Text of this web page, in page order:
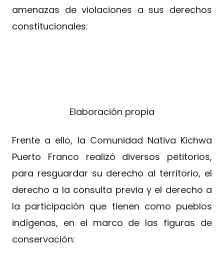
amenazas de violaciones a sus derechos
constitucionales:
Elaboración propia
Frente a ello, la Comunidad Nativa Kichwa
Puerto Franco realizó diversos petitorios,
para resguardar su derecho al territorio, el
derecho a la consulta previa y el derecho a
la participación que tienen como pueblos
indígenas, en el marco de las figuras de
conservación: